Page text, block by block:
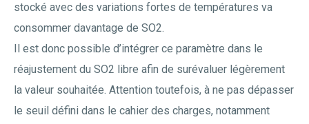
stocké avec des variations fortes de températures va
consommer davantage de SO2.
Il est donc possible d’intégrer ce paramètre dans le
réajustement du SO2 libre afin de surévaluer légèrement
la valeur souhaitée. Attention toutefois, à ne pas dépasser
le seuil défini dans le cahier des charges, notamment